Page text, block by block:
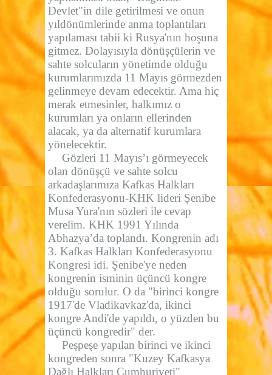
Devlet"in dile getirilmesi ve onun
yıldönümlerinde anma toplantıları
yapılaması tabii ki Rusya'nın hoşuna
gitmez. Dolayısıyla dönüşçülerin ve
sahte solcuların yönetimde olduğu
kurumlarımızda 11 Mayıs görmezden
gelinmeye devam edecektir. Ama hiç
merak etmesinler, halkımız o
kurumları ya onların ellerinden
alacak, ya da alternatif kurumlara
yönelecektir.
Gözleri 11 Mayıs’ı görmeyecek
olan dönüşçü ve sahte solcu
arkadaşlarımıza Kafkas Halkları
Konfederasyonu-KHK lideri Şenibe
Musa Yura'nın sözleri ile cevap
verelim. KHK 1991 Yılında
Abhazya’da toplandı. Kongrenin adı
3. Kafkas Halkları Konfederasyonu
Kongresi idi. Şenibe'ye neden
kongrenin isminin üçüncü kongre
olduğu sorulur. O da "birinci kongre
1917'de Vladikavkaz'da, ikinci
kongre Andi'de yapıldı, o yüzden bu
üçüncü kongredir" der.
Peşpeşe yapılan birinci ve ikinci
kongreden sonra "Kuzey Kafkasya
Dağlı Halkları Cumhuriyeti"